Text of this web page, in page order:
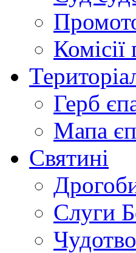
Комісії
Герб
Мапа
Святині
Слуги